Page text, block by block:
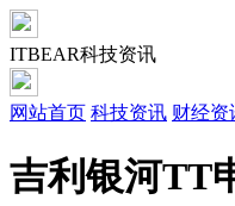
ITBEAR科技资讯
网站首页 科技资讯 财经资
吉利银河TT